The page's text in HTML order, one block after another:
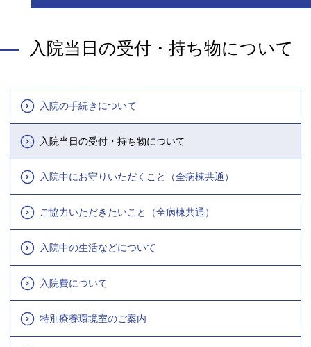
入院当日の受付・持ち物について
入院の手続きについて
入院当日の受付・持ち物について
入院中にお守りいただくこと（全病棟共通）
ご協力いただきたいこと（全病棟共通）
入院中の生活などについて
入院費について
特別療養環境室のご案内